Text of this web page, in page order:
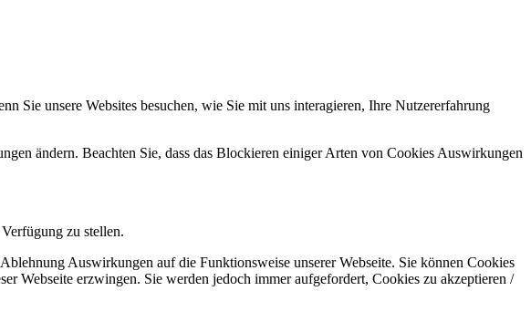
Sie unsere Websites besuchen, wie Sie mit uns interagieren, Ihre Nutzererfahrung
ändern. Beachten Sie, dass das Blockieren einiger Arten von Cookies Auswirkungen
zu stellen.
Auswirkungen auf die Funktionsweise unserer Webseite. Sie können Cookies
Webseite erzwingen. Sie werden jedoch immer aufgefordert, Cookies zu akzeptieren /